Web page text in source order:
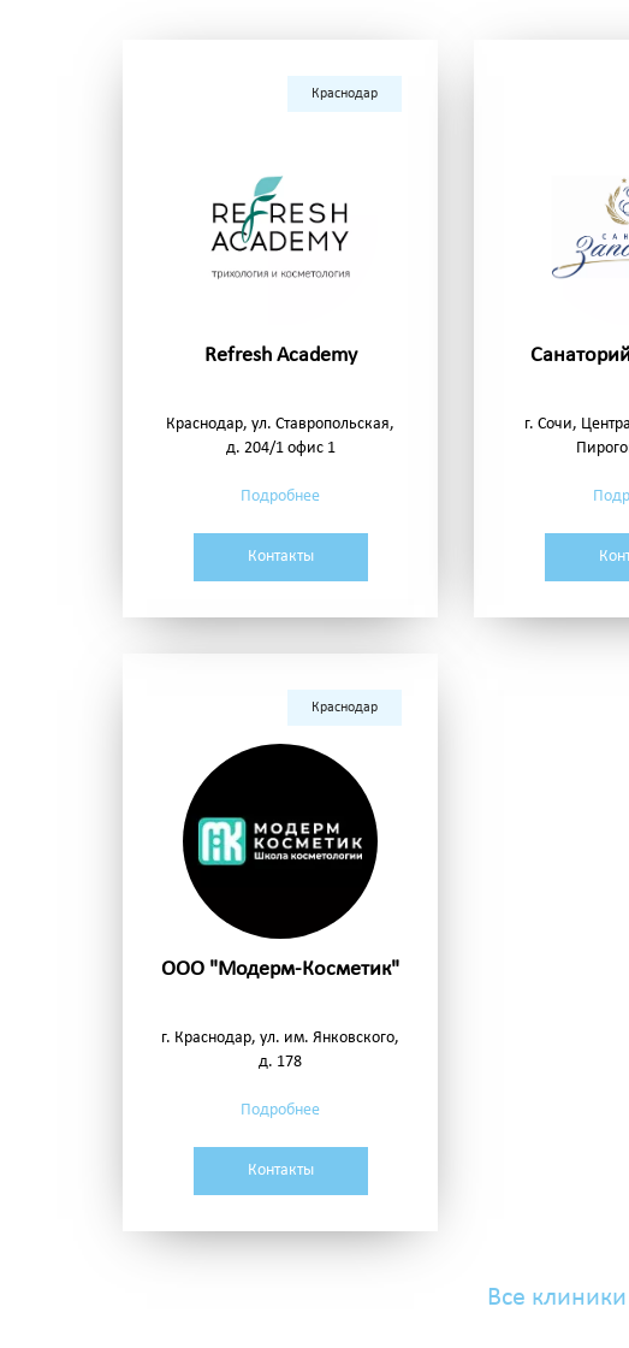
Краснодар
Refresh Academy
Краснодар, ул. Ставропольская,
д. 204/1 офис 1
Подробнее
Контакты
г. Сочи,
Краснодар
ООО "Модерм-Косметик"
г. Краснодар, ул. им. Янковского,
д. 178
Подробнее
Контакты
Все